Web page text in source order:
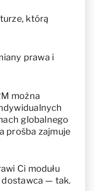
którą
prawa i
można
globalnego
prośba zajmuje
Ci modułu
dostawca — tak.